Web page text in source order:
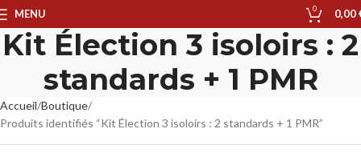
MENU 0 0,00
Kit Élection 3 isoloirs : 2
standards + 1 PMR
Accueil Boutique
Produits identifiés “Kit Élection 3 isoloirs : 2 standards + 1 PMR”